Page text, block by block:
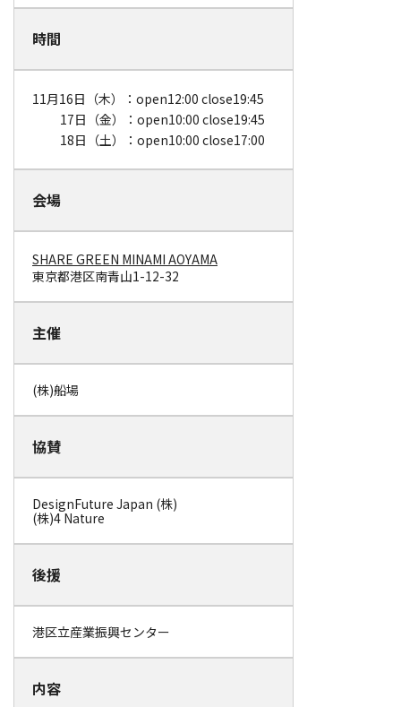
時間
11月16日（木）：open12:00 close19:45
17日（金）：open10:00 close19:45
18日（土）：open10:00 close17:00
会場
SHARE GREEN MINAMI AOYAMA
東京都港区南青山1-12-32
主催
(株)船場
協賛
DesignFuture Japan (株)
(株)4 Nature
後援
港区立産業振興センター
内容